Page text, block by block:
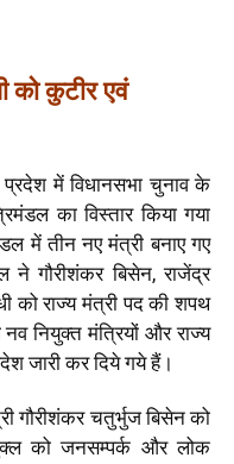
को कुटीर एवं
प्रदेश में विधानसभा चुनाव के
का विस्तार किया गया
में तीन नए मंत्री बनाए गए
ने गौरीशंकर बिसेन, राजेंद्र
को राज्य मंत्री पद की शपथ
नियुक्त मंत्रियों और राज्य
जारी कर दिये गये हैं।
गौरीशंकर चतुर्भुज बिसेन को
शुक्ल को जनसम्पर्क और लोक